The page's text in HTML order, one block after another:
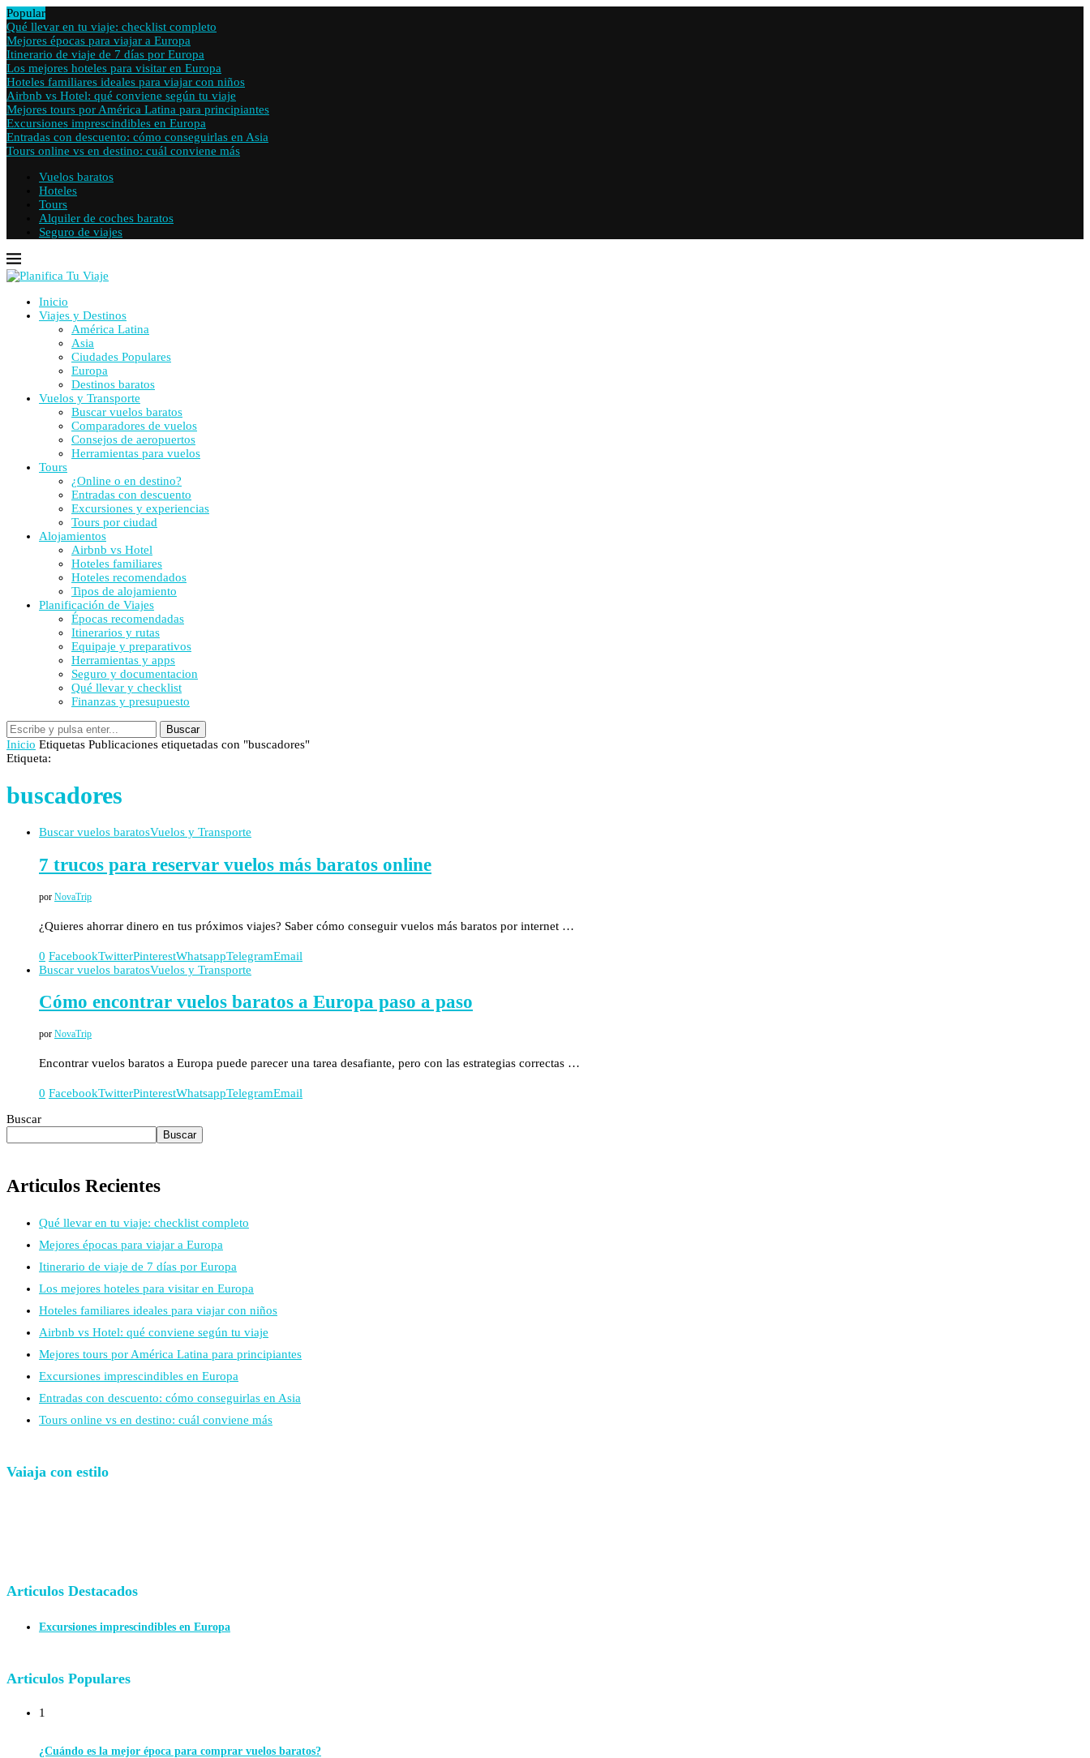
Popular
Qué llevar en tu viaje: checklist completo
Mejores épocas para viajar a Europa
Itinerario de viaje de 7 días por Europa
Los mejores hoteles para visitar en Europa
Hoteles familiares ideales para viajar con niños
Airbnb vs Hotel: qué conviene según tu viaje
Mejores tours por América Latina para principiantes
Excursiones imprescindibles en Europa
Entradas con descuento: cómo conseguirlas en Asia
Tours online vs en destino: cuál conviene más
Vuelos baratos
Hoteles
Tours
Alquiler de coches baratos
Seguro de viajes
Inicio
Viajes y Destinos
América Latina
Asia
Ciudades Populares
Europa
Destinos baratos
Vuelos y Transporte
Buscar vuelos baratos
Comparadores de vuelos
Consejos de aeropuertos
Herramientas para vuelos
Tours
¿Online o en destino?
Entradas con descuento
Excursiones y experiencias
Tours por ciudad
Alojamientos
Airbnb vs Hotel
Hoteles familiares
Hoteles recomendados
Tipos de alojamiento
Planificación de Viajes
Épocas recomendadas
Itinerarios y rutas
Equipaje y preparativos
Herramientas y apps
Seguro y documentacion
Qué llevar y checklist
Finanzas y presupuesto
Buscar
Inicio Etiquetas Publicaciones etiquetadas con "buscadores"
Etiqueta:
buscadores
Buscar vuelos baratosVuelos y Transporte
7 trucos para reservar vuelos más baratos online
por NovaTrip
¿Quieres ahorrar dinero en tus próximos viajes? Saber cómo conseguir vuelos más baratos por internet …
0 FacebookTwitterPinterestWhatsappTelegramEmail
Buscar vuelos baratosVuelos y Transporte
Cómo encontrar vuelos baratos a Europa paso a paso
por NovaTrip
Encontrar vuelos baratos a Europa puede parecer una tarea desafiante, pero con las estrategias correctas …
0 FacebookTwitterPinterestWhatsappTelegramEmail
Buscar
Buscar
Articulos Recientes
Qué llevar en tu viaje: checklist completo
Mejores épocas para viajar a Europa
Itinerario de viaje de 7 días por Europa
Los mejores hoteles para visitar en Europa
Hoteles familiares ideales para viajar con niños
Airbnb vs Hotel: qué conviene según tu viaje
Mejores tours por América Latina para principiantes
Excursiones imprescindibles en Europa
Entradas con descuento: cómo conseguirlas en Asia
Tours online vs en destino: cuál conviene más
Vaiaja con estilo
Articulos Destacados
Excursiones imprescindibles en Europa
Articulos Populares
1
¿Cuándo es la mejor época para comprar vuelos baratos?